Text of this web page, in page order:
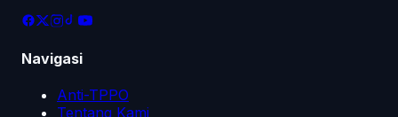
Navigasi
Anti-TPPO
Tentang Kami